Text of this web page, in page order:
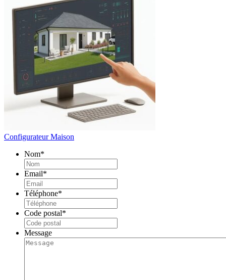
Configurateur Maison
Nom*
Email*
Téléphone*
Code postal*
Message